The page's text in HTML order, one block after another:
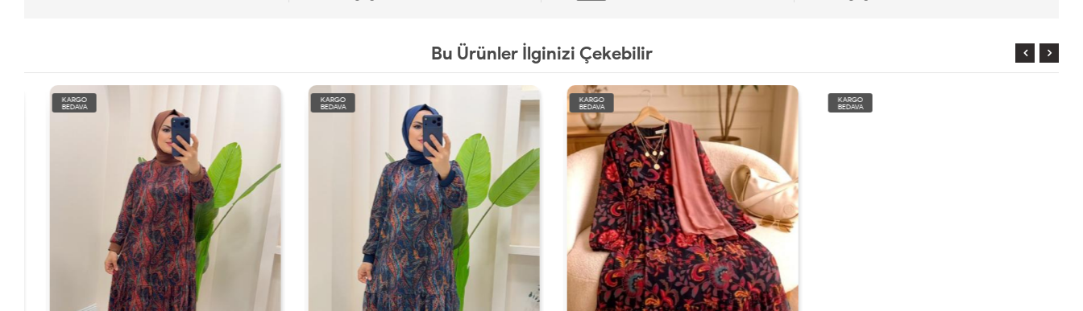
Bu Ürünler İlginizi Çekebilir
KARGO
BEDAVA
KARGO
BEDAVA
KARGO
BEDAVA
KARGO
BEDAVA